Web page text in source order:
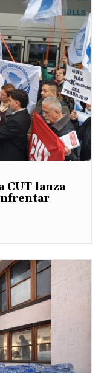
CUT lanza